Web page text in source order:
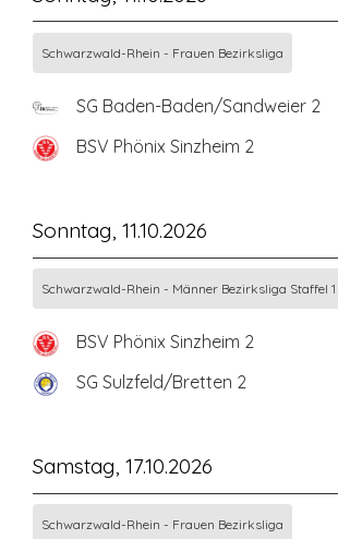
Schwarzwald-Rhein - Frauen Bezirksliga
SG Baden-Baden/Sandweier 2
BSV Phönix Sinzheim 2
Sonntag, 11.10.2026
Schwarzwald-Rhein - Männer Bezirksliga Staffel 1
BSV Phönix Sinzheim 2
SG Sulzfeld/Bretten 2
Samstag, 17.10.2026
Schwarzwald-Rhein - Frauen Bezirksliga